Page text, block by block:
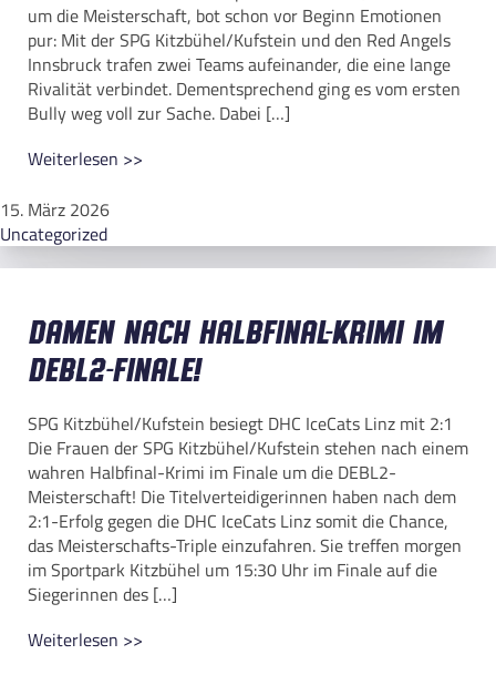
um die Meisterschaft, bot schon vor Beginn Emotionen
pur: Mit der SPG Kitzbühel/Kufstein und den Red Angels
Innsbruck trafen zwei Teams aufeinander, die eine lange
Rivalität verbindet. Dementsprechend ging es vom ersten
Bully weg voll zur Sache. Dabei […]
Weiterlesen >>
15. März 2026
Uncategorized
Damen nach Halbfinal-Krimi im
DEBL2-Finale!
SPG Kitzbühel/Kufstein besiegt DHC IceCats Linz mit 2:1
Die Frauen der SPG Kitzbühel/Kufstein stehen nach einem
wahren Halbfinal-Krimi im Finale um die DEBL2-
Meisterschaft! Die Titelverteidigerinnen haben nach dem
2:1-Erfolg gegen die DHC IceCats Linz somit die Chance,
das Meisterschafts-Triple einzufahren. Sie treffen morgen
im Sportpark Kitzbühel um 15:30 Uhr im Finale auf die
Siegerinnen des […]
Weiterlesen >>